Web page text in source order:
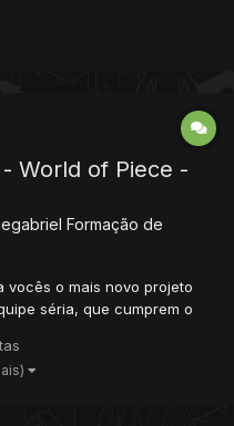
está difícil de achar,
vici...
World of Piece -
Formação de
vocês o mais novo projeto
séria, que cumprem o
equipe e logo tiveram que
atual que trabalh...